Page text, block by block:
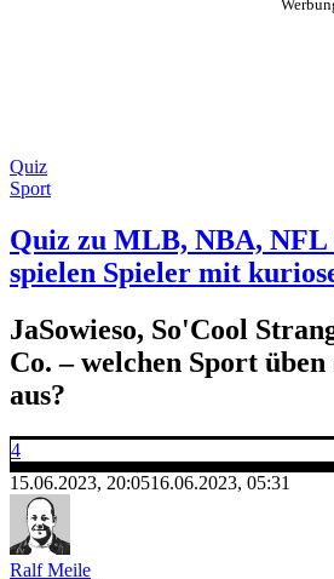
Quiz
Sport
Quiz zu MLB, NBA,
spielen Spieler mit
JaSowieso, So'Cool
Co. – welchen Sport
aus?
4
15.06.2023, 20:0516.06.2023, 05:31
Ralf Meile